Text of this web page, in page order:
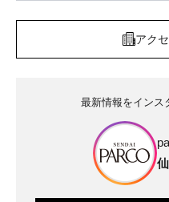
アク
最新情報をインス